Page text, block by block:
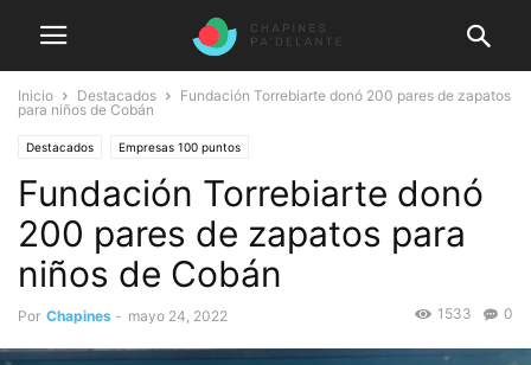
Inicio Destacados
Fundación Torrebiarte donó 200 pares de zapatos
para niños de Cobán
Destacados Empresas 100 puntos
Fundación Torrebiarte donó
200 pares de zapatos para
niños de Cobán
Por Chapines - mayo 24, 2022 0
1533